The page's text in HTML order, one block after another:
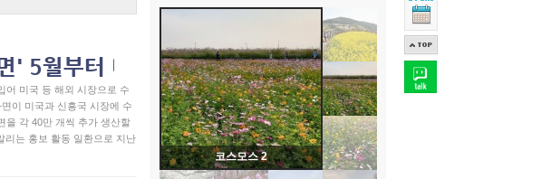
어 미국 등 해외 시장으로 수
이 미국과 신흥국 시장에 수
을 각 40만 개씩 추가 생산할
리는 홍보 활동 일환으로 지난
코스모스 1